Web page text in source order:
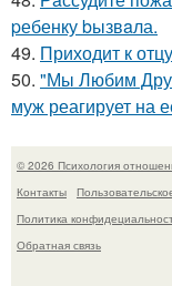
pебенку bызвaла.
49. Приходит к
50. "Мы Любим Друг
муж реагирует на
© 2026 Психология
Контакты
Политика
Обратная связь